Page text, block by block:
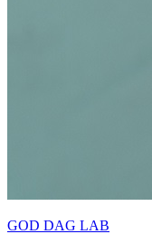
GOD DAG LAB